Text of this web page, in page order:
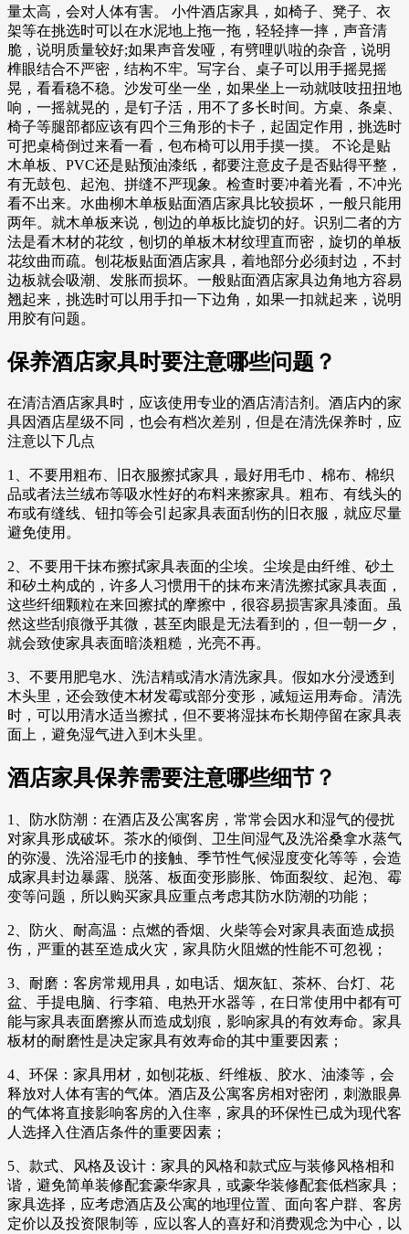
量太高，会对人体有害。 小件酒店家具，如椅子、凳子、衣
架等在挑选时可以在水泥地上拖一拖，轻轻摔一摔，声音清
脆，说明质量较好;如果声音发哑，有劈哩叭啦的杂音，说明
榫眼结合不严密，结构不牢。写字台、桌子可以用手摇晃摇
晃，看看稳不稳。沙发可坐一坐，如果坐上一动就吱吱扭扭地
响，一摇就晃的，是钉子活，用不了多长时间。方桌、条桌、
椅子等腿部都应该有四个三角形的卡子，起固定作用，挑选时
可把桌椅倒过来看一看，包布椅可以用手摸一摸。 不论是贴
木单板、PVC还是贴预油漆纸，都要注意皮子是否贴得平整，
有无鼓包、起泡、拼缝不严现象。检查时要冲着光看，不冲光
看不出来。水曲柳木单板贴面酒店家具比较损坏，一般只能用
两年。就木单板来说，刨边的单板比旋切的好。识别二者的方
法是看木材的花纹，刨切的单板木材纹理直而密，旋切的单板
花纹曲而疏。刨花板贴面酒店家具，着地部分必须封边，不封
边板就会吸潮、发胀而损坏。一般贴面酒店家具边角地方容易
翘起来，挑选时可以用手扣一下边角，如果一扣就起来，说明
用胶有问题。
保养酒店家具时要注意哪些问题？
在清洁酒店家具时，应该使用专业的酒店清洁剂。酒店内的家
具因酒店星级不同，也会有档次差别，但是在清洗保养时，应
注意以下几点
1、不要用粗布、旧衣服擦拭家具，最好用毛巾、棉布、棉织
品或者法兰绒布等吸水性好的布料来擦家具。粗布、有线头的
布或有缝线、钮扣等会引起家具表面刮伤的旧衣服，就应尽量
避免使用。
2、不要用干抹布擦拭家具表面的尘埃。尘埃是由纤维、砂土
和矽土构成的，许多人习惯用干的抹布来清洗擦拭家具表面，
这些纤细颗粒在来回擦拭的摩擦中，很容易损害家具漆面。虽
然这些刮痕微乎其微，甚至肉眼是无法看到的，但一朝一夕，
就会致使家具表面暗淡粗糙，光亮不再。
3、不要用肥皂水、洗洁精或清水清洗家具。假如水分浸透到
木头里，还会致使木材发霉或部分变形，减短运用寿命。清洗
时，可以用清水适当擦拭，但不要将湿抹布长期停留在家具表
面上，避免湿气进入到木头里。
酒店家具保养需要注意哪些细节？
1、防水防潮：在酒店及公寓客房，常常会因水和湿气的侵扰
对家具形成破坏。茶水的倾倒、卫生间湿气及洗浴桑拿水蒸气
的弥漫、洗浴湿毛巾的接触、季节性气候湿度变化等等，会造
成家具封边暴露、脱落、板面变形膨胀、饰面裂纹、起泡、霉
变等问题，所以购买家具应重点考虑其防水防潮的功能；
2、防火、耐高温：点燃的香烟、火柴等会对家具表面造成损
伤，严重的甚至造成火灾，家具防火阻燃的性能不可忽视；
3、耐磨：客房常规用具，如电话、烟灰缸、茶杯、台灯、花
盆、手提电脑、行李箱、电热开水器等，在日常使用中都有可
能与家具表面磨擦从而造成划痕，影响家具的有效寿命。家具
板材的耐磨性是决定家具有效寿命的其中重要因素；
4、环保：家具用材，如刨花板、纤维板、胶水、油漆等，会
释放对人体有害的气体。酒店及公寓客房相对密闭，刺激眼鼻
的气体将直接影响客房的入住率，家具的环保性已成为现代客
人选择入住酒店条件的重要因素；
5、款式、风格及设计：家具的风格和款式应与装修风格相和
谐，避免简单装修配套豪华家具，或豪华装修配套低档家具；
家具选择，应考虑酒店及公寓的地理位置、面向客户群、客房
定价以及投资限制等，应以客人的喜好和消费观念为中心，以